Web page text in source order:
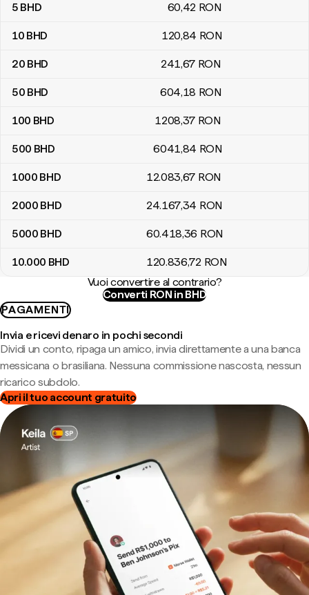
5 BHD 60,42 RON
10 BHD 120,84 RON
20 BHD 241,67 RON
50 BHD 604,18 RON
100 BHD 1208,37 RON
500 BHD 6041,84 RON
1000 BHD 12.083,67 RON
2000 BHD 24.167,34 RON
5000 BHD 60.418,36 RON
10.000 BHD 120.836,72 RON
Vuoi convertire al contrario?
Converti RON in BHD
PAGAMENTI
Invia e ricevi denaro in pochi secondi
Dividi un conto, ripaga un amico, invia direttamente a una banca
messicana o brasiliana. Nessuna commissione nascosta, nessun
ricarico subdolo.
Apri il tuo account gratuito